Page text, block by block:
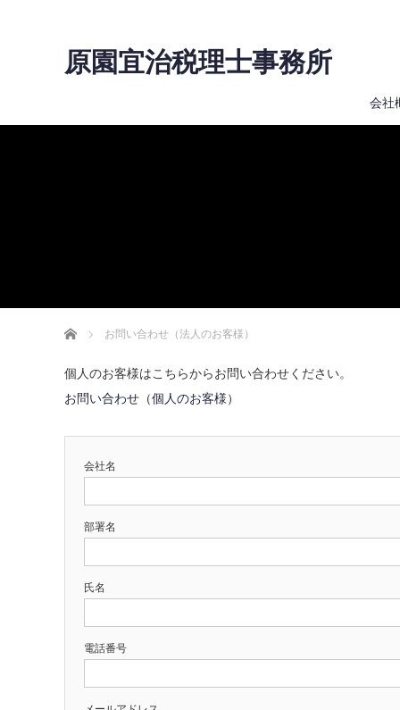
原園宜治税理士事務所
会社
ホーム お問い合わせ（法人のお客様）
個人のお客様はこちらからお問い合わせください。
お問い合わせ（個人のお客様）
会社名
部署名
氏名
電話番号